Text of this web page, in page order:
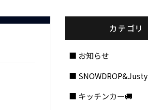
カテゴリ
お知らせ
SNOWDROP&Justy
キッチンカー🚚